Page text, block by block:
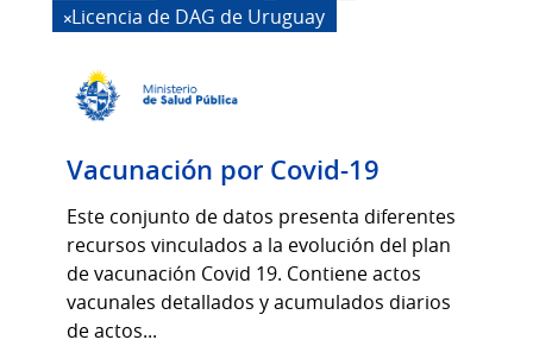
Licencia de DAG de Uruguay
Vacunación por Covid-19
Este conjunto de datos presenta diferentes
recursos vinculados a la evolución del plan
de vacunación Covid 19. Contiene actos
vacunales detallados y acumulados diarios
de actos...